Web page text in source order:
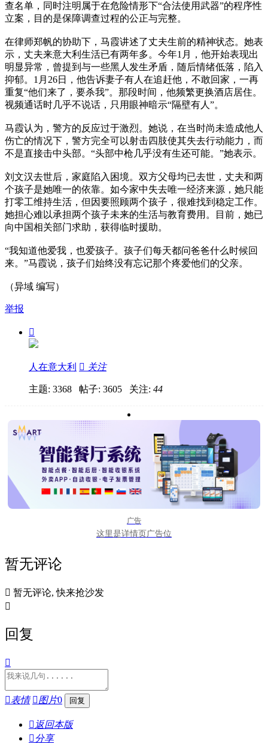
查名单，同时注明属于在危险情形下“合法使用武器”的程序性
立案，目的是保障调查过程的公正与完整。
在律师郑帆的协助下，马霞讲述了丈夫生前的精神状态。她表
示，丈夫来意大利生活已有两年多。今年1月，他开始表现出
明显异常，曾提到与一些黑人发生矛盾，随后情绪低落，陷入
抑郁。1月26日，他告诉妻子有人在追赶他，不敢回家，一再
重复“他们来了，要杀我”。那段时间，他频繁更换酒店居住。
视频通话时几乎不说话，只用眼神暗示“隔壁有人”。
马霞认为，警方的反应过于激烈。她说，在当时尚未造成他人
伤亡的情况下，警方完全可以射击四肢使其失去行动能力，而
不是直接击中头部。“头部中枪几乎没有生还可能。”她表示。
刘文汉去世后，家庭陷入困境。双方父母均已去世，丈夫和两
个孩子是她唯一的依靠。如今家中失去唯一经济来源，她只能
打零工维持生活，但因要照顾两个孩子，很难找到稳定工作。
她担心难以承担两个孩子未来的生活与教育费用。目前，她已
向中国相关部门求助，获得临时援助。
“我知道他爱我，也爱孩子。孩子们每天都问爸爸什么时候回
来。”马霞说，孩子们始终没有忘记那个疼爱他们的父亲。
（异域 编写）
举报

人在意大利  关注
主题: 3368 帖子: 3605 关注: 44
广告
这里是详情页广告位
暂无评论
 暂无评论, 快来抢沙发

回复

表情 图片0
 返回本版
分享